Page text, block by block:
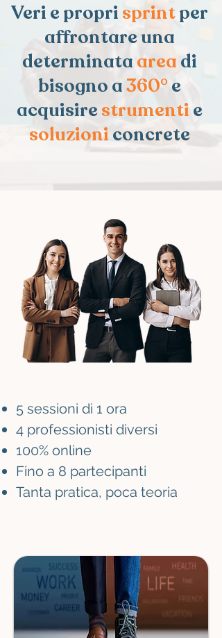
Veri e propri sprintper
affrontare una
determinata area di
bisogno a360°e
acquisire strumenti e
soluzioni concrete
5 sessioni di 1 ora
4 professionisti diversi
100% online
Fino a 8 partecipanti
Tanta pratica, poca teoria